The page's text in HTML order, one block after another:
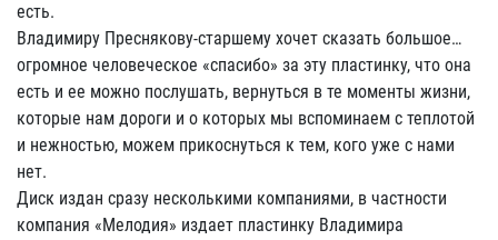
есть.
Владимиру Преснякову-старшему хочет сказать большое…
огромное человеческое «спасибо» за эту пластинку, что она
есть и ее можно послушать, вернуться в те моменты жизни,
которые нам дороги и о которых мы вспоминаем с теплотой
и нежностью, можем прикоснуться к тем, кого уже с нами
нет.
Диск издан сразу несколькими компаниями, в частности
компания «Мелодия» издает пластинку Владимира